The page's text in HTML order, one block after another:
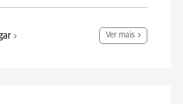
Ver mais